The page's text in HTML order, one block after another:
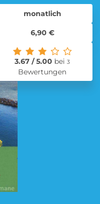
Auto Abo
Dating App Abo
monatlich
6,90 €
3.67 / 5.00 bei 3
Bewertungen